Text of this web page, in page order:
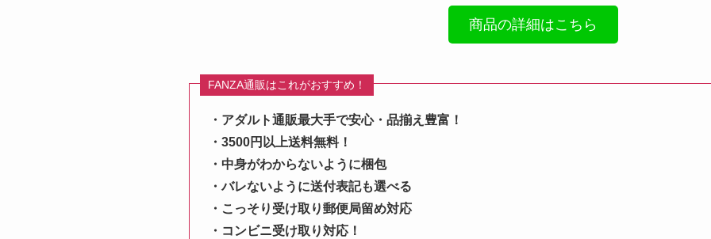
商品の詳細はこちら
FANZA通販はこれがおすすめ！
・アダルト通販最大手で安心・品揃え豊富！
・3500円以上送料無料！
・中身がわからないように梱包
・バレないように送付表記も選べる
・こっそり受け取り郵便局留め対応
・コンビニ受け取り対応！